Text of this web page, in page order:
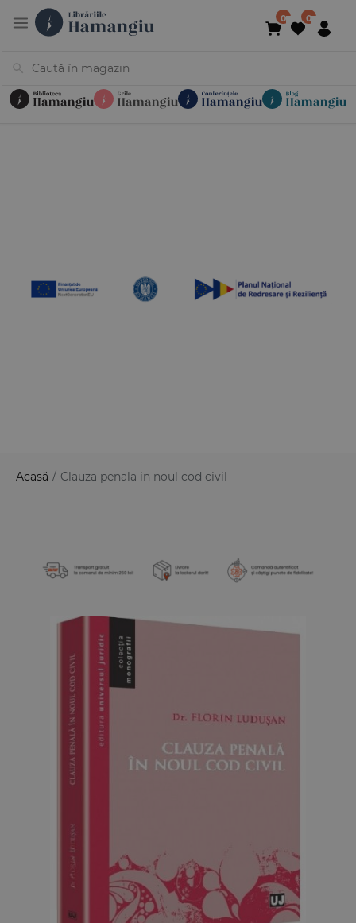
Acasă / Clauza penala in noul cod civil